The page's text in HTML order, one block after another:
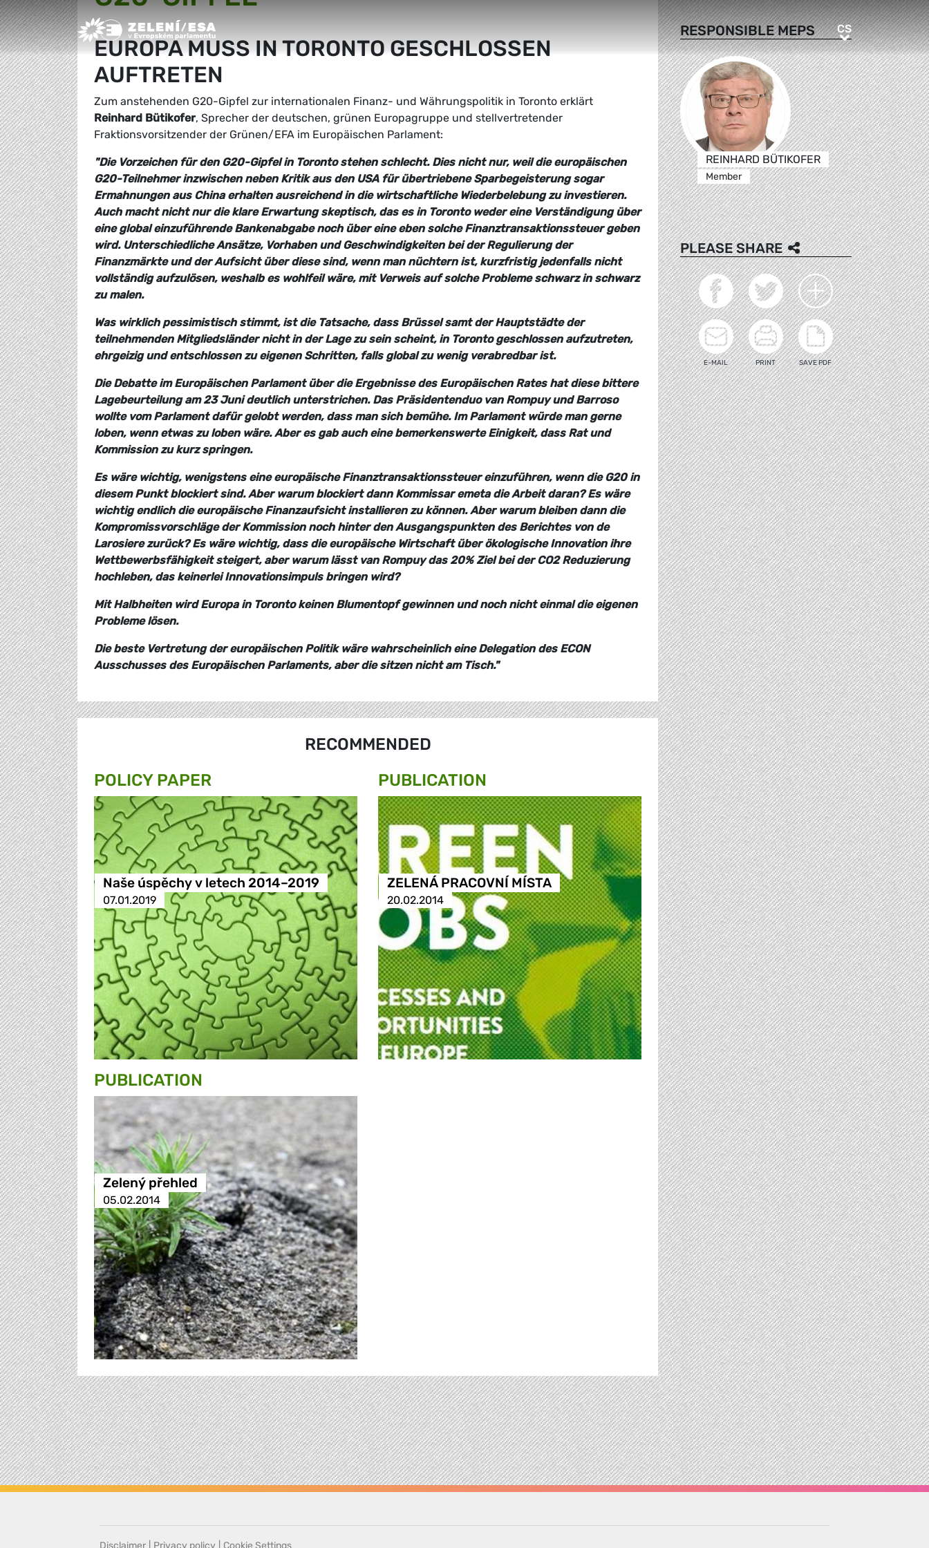
Greens/EFA Home CSCS
EUROPA MUSS IN TORONTO GESCHLOSSEN
AUFTRETEN
Zum anstehenden G20-Gipfel zur internationalen Finanz- und Währungspolitik in Toronto erklärt
Reinhard Bütikofer, Sprecher der deutschen, grünen Europagruppe und stellvertretender
Fraktionsvorsitzender der Grünen/EFA im Europäischen Parlament:
"Die Vorzeichen für den G20-Gipfel in Toronto stehen schlecht. Dies nicht nur, weil die europäischen
G20-Teilnehmer inzwischen neben Kritik aus den USA für übertriebene Sparbegeisterung sogar
Ermahnungen aus China erhalten ausreichend in die wirtschaftliche Wiederbelebung zu investieren.
Auch macht nicht nur die klare Erwartung skeptisch, das es in Toronto weder eine Verständigung über
eine global einzuführende Bankenabgabe noch über eine eben solche Finanztransaktionssteuer geben
wird. Unterschiedliche Ansätze, Vorhaben und Geschwindigkeiten bei der Regulierung der
Finanzmärkte und der Aufsicht über diese sind, wenn man nüchtern ist, kurzfristig jedenfalls nicht
vollständig aufzulösen, weshalb es wohlfeil wäre, mit Verweis auf solche Probleme schwarz in schwarz
zu malen.
Was wirklich pessimistisch stimmt, ist die Tatsache, dass Brüssel samt der Hauptstädte der
teilnehmenden Mitgliedsländer nicht in der Lage zu sein scheint, in Toronto geschlossen aufzutreten,
ehrgeizig und entschlossen zu eigenen Schritten, falls global zu wenig verabredbar ist.
Die Debatte im Europäischen Parlament über die Ergebnisse des Europäischen Rates hat diese bittere
Lagebeurteilung am 23 Juni deutlich unterstrichen. Das Präsidentenduo van Rompuy und Barroso
wollte vom Parlament dafür gelobt werden, dass man sich bemühe. Im Parlament würde man gerne
loben, wenn etwas zu loben wäre. Aber es gab auch eine bemerkenswerte Einigkeit, dass Rat und
Kommission zu kurz springen.
Es wäre wichtig, wenigstens eine europäische Finanztransaktionssteuer einzuführen, wenn die G20 in
diesem Punkt blockiert sind. Aber warum blockiert dann Kommissar emeta die Arbeit daran? Es wäre
wichtig endlich die europäische Finanzaufsicht installieren zu können. Aber warum bleiben dann die
Kompromissvorschläge der Kommission noch hinter den Ausgangspunkten des Berichtes von de
Larosiere zurück? Es wäre wichtig, dass die europäische Wirtschaft über ökologische Innovation ihre
Wettbewerbsfähigkeit steigert, aber warum lässt van Rompuy das 20% Ziel bei der CO2 Reduzierung
hochleben, das keinerlei Innovationsimpuls bringen wird?
Mit Halbheiten wird Europa in Toronto keinen Blumentopf gewinnen und noch nicht einmal die eigenen
Probleme lösen.
Die beste Vertretung der europäischen Politik wäre wahrscheinlich eine Delegation des ECON
Ausschusses des Europäischen Parlaments, aber die sitzen nicht am Tisch."
RECOMMENDED
POLICY PAPER
Naše úspěchy v letech 2014–2019
07.01.2019
PUBLICATION
ZELENÁ PRACOVNÍ MÍSTA
20.02.2014
PUBLICATION
Zelený přehled
05.02.2014
RESPONSIBLE MEPS
REINHARD BÜTIKOFER
Member
PLEASE SHARE
E-MAIL PRINT SAVE PDF
Disclaimer Privacy policy Cookie Settings